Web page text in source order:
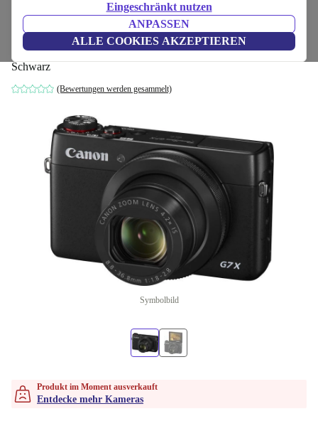
Eingeschränkt nutzen
ANPASSEN
ALLE COOKIES AKZEPTIEREN
Kameras
Canon PowerShot G7 X
Schwarz
(Bewertungen werden gesammelt)
Symbolbild
Produkt im Moment ausverkauft
Entdecke mehr Kameras